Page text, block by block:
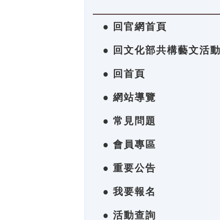
● 回官網首頁
● 回文化部共構藝文活
● 回首頁
● 網站導覽
● 常見問題
● 會員專區
● 重要公告
● 我要報名
● 活動查詢